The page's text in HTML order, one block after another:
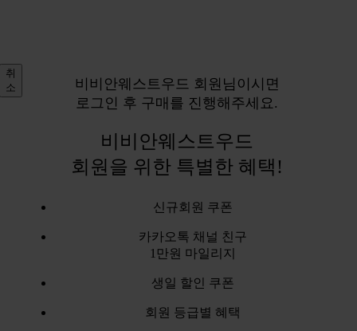
취
소
비비안웨스트우드 회원님이시면
로그인 후 구매를 진행해주세요.
비비안웨스트우드
회원을 위한 특별한 혜택!
신규회원 쿠폰
카카오톡 채널 친구
1만원 마일리지
생일 할인 쿠폰
회원 등급별 혜택